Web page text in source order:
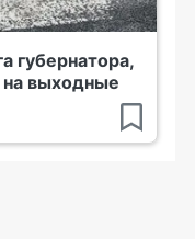
губернатора,
выходные